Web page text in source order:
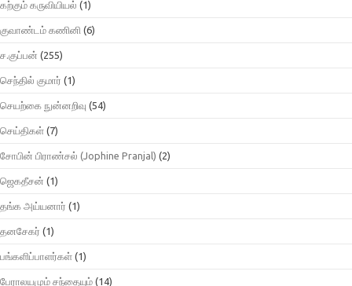
கற்கும் கருவியியல் (1)
குவாண்டம் கணினி (6)
ச.குப்பன் (255)
செந்தில் குமார் (1)
செயற்கை நுன்னறிவு (54)
செய்திகள் (7)
சோபின் பிராண்சல் (Jophine Pranjal) (2)
ஜெகதீசன் (1)
தங்க அய்யனார் (1)
தனசேகர் (1)
பங்களிப்பாளர்கள் (1)
பேராலயமும் சந்தையும் (14)